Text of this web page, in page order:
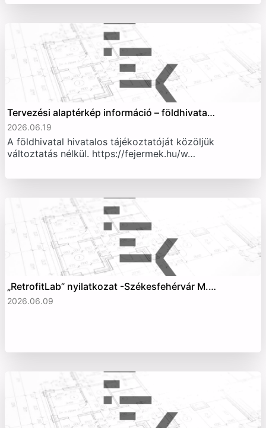
Tervezési alaptérkép információ – földhivata…
2026.06.19
A földhivatal hivatalos tájékoztatóját közöljük
változtatás nélkül. https://fejermek.hu/w…
„RetrofitLab” nyilatkozat -Székesfehérvár M.…
2026.06.09